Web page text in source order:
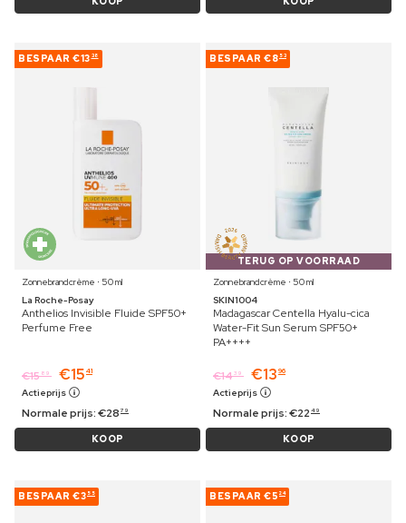
BESPAAR €13 38
Zonnebrandcrème ⋅ 50 ml
La Roche-Posay
Anthelios Invisible Fluide SPF50+
Perfume Free
€15 89 €15 41
Actieprijs
Normale prijs:€28 79
KOOP
BESPAAR €8 53
TERUG OP VOORRAAD
Zonnebrandcrème ⋅ 50 ml
SKIN1004
Madagascar Centella Hyalu-cica
Water-Fit Sun Serum SPF50+
PA++++
€1439 €13 96
Actieprijs
Normale prijs:€22 49
KOOP
BESPAAR €3 55 BESPAAR €5 24